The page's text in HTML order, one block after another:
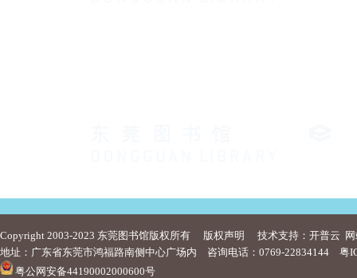
Copyright 2003-2023 东莞图书馆版权所有 版权声明 技术支持：开普云
地址：广东省东莞市鸿福路南侧中心广场内 咨询电话：0769-22834144 粤
粤公网安备44190002000600号